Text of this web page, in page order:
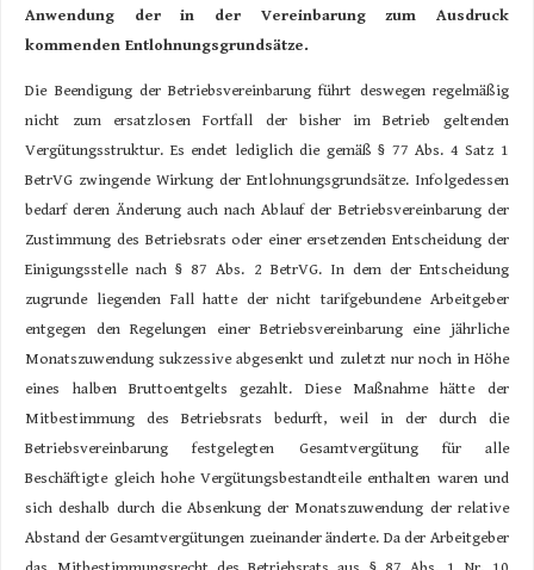
Anwendung der in der Vereinbarung zum Ausdruck
kommenden Entlohnungsgrundsätze.
Die Beendigung der Betriebsvereinbarung führt deswegen regelmäßig
nicht zum ersatzlosen Fortfall der bisher im Betrieb geltenden
Vergütungsstruktur. Es endet lediglich die gemäß § 77 Abs. 4 Satz 1
BetrVG zwingende Wirkung der Entlohnungsgrundsätze. Infolgedessen
bedarf deren Änderung auch nach Ablauf der Betriebsvereinbarung der
Zustimmung des Betriebsrats oder einer ersetzenden Entscheidung der
Einigungsstelle nach § 87 Abs. 2 BetrVG. In dem der Entscheidung
zugrunde liegenden Fall hatte der nicht tarifgebundene Arbeitgeber
entgegen den Regelungen einer Betriebsvereinbarung eine jährliche
Monatszuwendung sukzessive abgesenkt und zuletzt nur noch in Höhe
eines halben Bruttoentgelts gezahlt. Diese Maßnahme hätte der
Mitbestimmung des Betriebsrats bedurft, weil in der durch die
Betriebsvereinbarung festgelegten Gesamtvergütung für alle
Beschäftigte gleich hohe Vergütungsbestandteile enthalten waren und
sich deshalb durch die Absenkung der Monatszuwendung der relative
Abstand der Gesamtvergütungen zueinander änderte. Da der Arbeitgeber